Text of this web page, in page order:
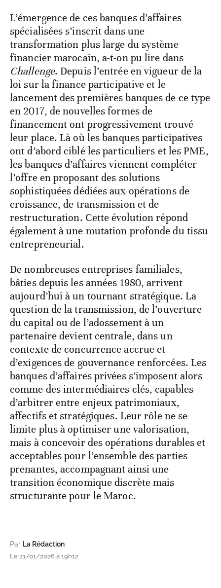
L’émergence de ces banques d’affaires
spécialisées s’inscrit dans une
transformation plus large du système
financier marocain, a-t-on pu lire dans
Challenge. Depuis l’entrée en vigueur de la
loi sur la finance participative et le
lancement des premières banques de ce type
en 2017, de nouvelles formes de
financement ont progressivement trouvé
leur place. Là où les banques participatives
ont d’abord ciblé les particuliers et les PME,
les banques d’affaires viennent compléter
l’offre en proposant des solutions
sophistiquées dédiées aux opérations de
croissance, de transmission et de
restructuration. Cette évolution répond
également à une mutation profonde du tissu
entrepreneurial.
De nombreuses entreprises familiales,
bâties depuis les années 1980, arrivent
aujourd’hui à un tournant stratégique. La
question de la transmission, de l’ouverture
du capital ou de l’adossement à un
partenaire devient centrale, dans un
contexte de concurrence accrue et
d’exigences de gouvernance renforcées. Les
banques d’affaires privées s’imposent alors
comme des intermédiaires clés, capables
d’arbitrer entre enjeux patrimoniaux,
affectifs et stratégiques. Leur rôle ne se
limite plus à optimiser une valorisation,
mais à concevoir des opérations durables et
acceptables pour l’ensemble des parties
prenantes, accompagnant ainsi une
transition économique discrète mais
structurante pour le Maroc.
Par La Rédaction
Le 21/01/2026 à 19h12